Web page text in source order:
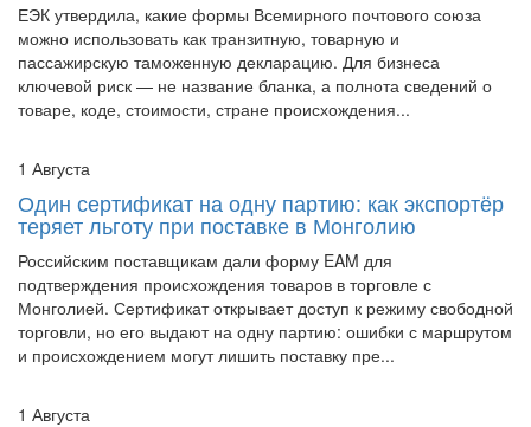
ЕЭК утвердила, какие формы Всемирного почтового союза
можно использовать как транзитную, товарную и
пассажирскую таможенную декларацию. Для бизнеса
ключевой риск — не название бланка, а полнота сведений о
товаре, коде, стоимости, стране происхождения...
1 Августа
Один сертификат на одну партию: как экспортёр
теряет льготу при поставке в Монголию
Российским поставщикам дали форму EAM для
подтверждения происхождения товаров в торговле с
Монголией. Сертификат открывает доступ к режиму свободной
торговли, но его выдают на одну партию: ошибки с маршрутом
и происхождением могут лишить поставку пре...
1 Августа